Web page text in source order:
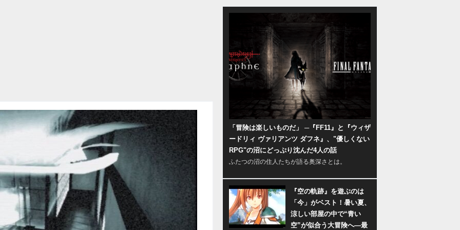
「冒険は楽しいものだ」 ─『FF11』と『ウィザ
ードリィ ヴァリアンツ ダフネ』、"優しくない
RPG"の沼にどっぷり沈んだ4人の話
ふたつの沼の住人たちが語る奥深さとは。
『空の軌跡』を遊ぶのは
「今」がベスト！暑い夏、
涼しい部屋の中で“青い
空”が似合う大冒険へ―最